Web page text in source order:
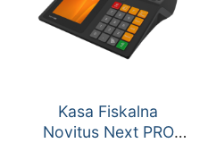
Kasa Fiskalna
Novitus Next PRO